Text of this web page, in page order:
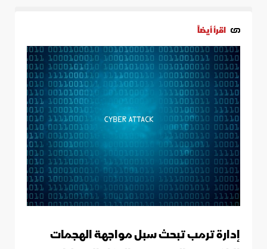
اقرأ أيضاً
إدارة ترمب تبحث سبل مواجهة الهجمات